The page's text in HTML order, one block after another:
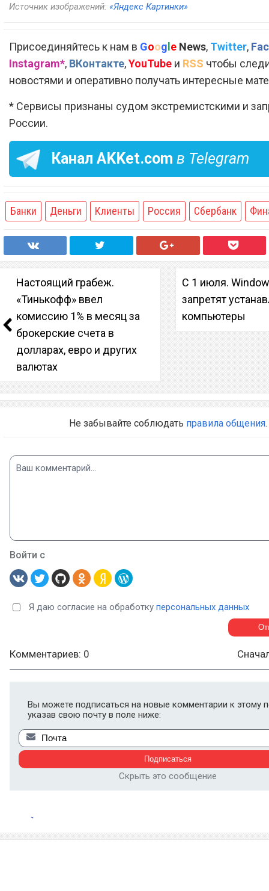
Источник изображений: «Яндекс Картинки»
Присоединяйтесь к нам в Google News, Twitter,
Instagram*, ВКонтакте,YouTube и RSS чтобы
новостями и оперативно получать интересные
* Сервисы признаны судом экстремистскими и
России.
Канал AKKet.com в Telegram
Банки Деньги Клиенты Россия Сбербанк
Настоящий грабеж.
«Тинькофф» ввел
комиссию 1% в месяц за
брокерские счета в
долларах, евро и других
валютах
С 1 июля.
запретят
компьютеры
Не забывайте соблюдать правила общения.
Войти с
Я даю согласие на обработку персональных данных
Комментариев: 0
Вы можете подписаться на новые комментарии к этому
указав свою почту в поле ниже:
Скрыть это сообщение